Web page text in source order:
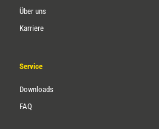
Über uns
Karriere
Service
Downloads
FAQ